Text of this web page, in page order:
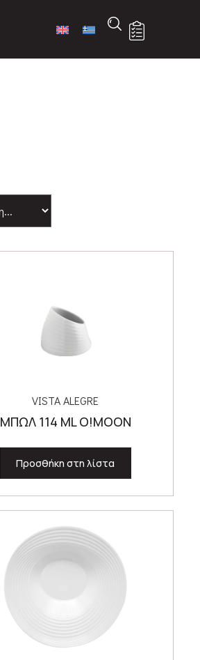
VISTA ALEGRE
ΜΠΩΛ 114 ML O!MOON
Προσθήκη στη λίστα